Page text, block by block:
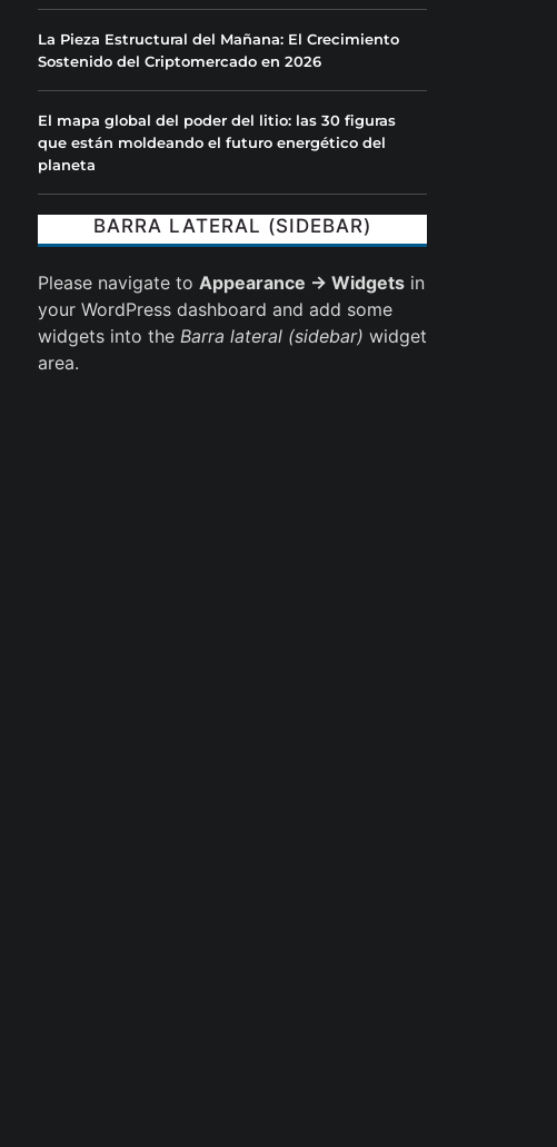
La Pieza Estructural del Mañana: El Crecimiento
Sostenido del Criptomercado en 2026
El mapa global del poder del litio: las 30 figuras
que están moldeando el futuro energético del
planeta
BARRA LATERAL (SIDEBAR)
Please navigate to Appearance → Widgets in
your WordPress dashboard and add some
widgets into the Barra lateral (sidebar) widget
area.